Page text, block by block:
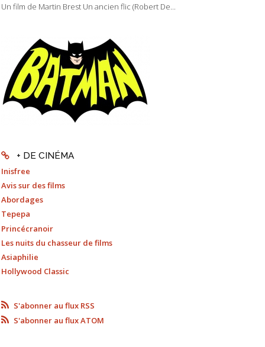
Un film de Martin Brest Un ancien flic (Robert De...
+ DE CINÉMA
Inisfree
Avis sur des films
Abordages
Tepepa
Princécranoir
Les nuits du chasseur de films
Asiaphilie
Hollywood Classic
S'abonner au flux RSS
S'abonner au flux ATOM